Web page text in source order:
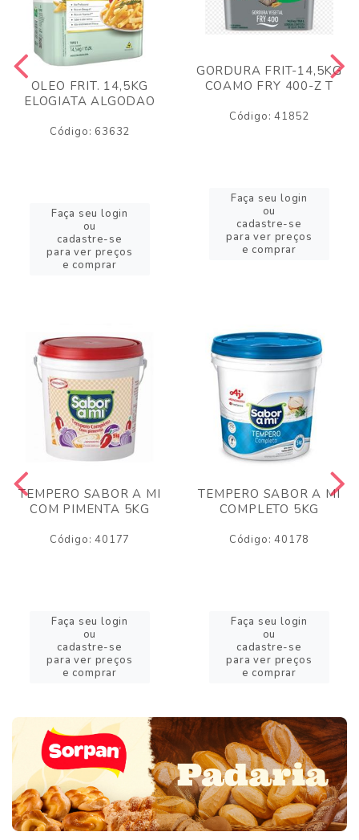
OLEO FRIT. 14,5KG
ELOGIATA ALGODAO
Código: 63632
Faça seu login
ou
cadastre-se
para ver preços
e comprar
GORDURA FRIT-14,5KG
COAMO FRY 400-Z T
Código: 41852
Faça seu login
ou
cadastre-se
para ver preços
e comprar
TEMPERO SABOR A MI
COM PIMENTA 5KG
Código: 40177
Faça seu login
ou
cadastre-se
para ver preços
e comprar
TEMPERO SABOR A MI
COMPLETO 5KG
Código: 40178
Faça seu login
ou
cadastre-se
para ver preços
e comprar